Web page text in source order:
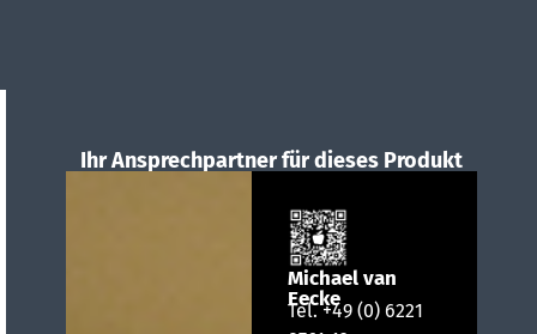
Ihr Ansprechpartner für dieses Produkt
Michael van
Eecke
Tel.+49 (0) 6221